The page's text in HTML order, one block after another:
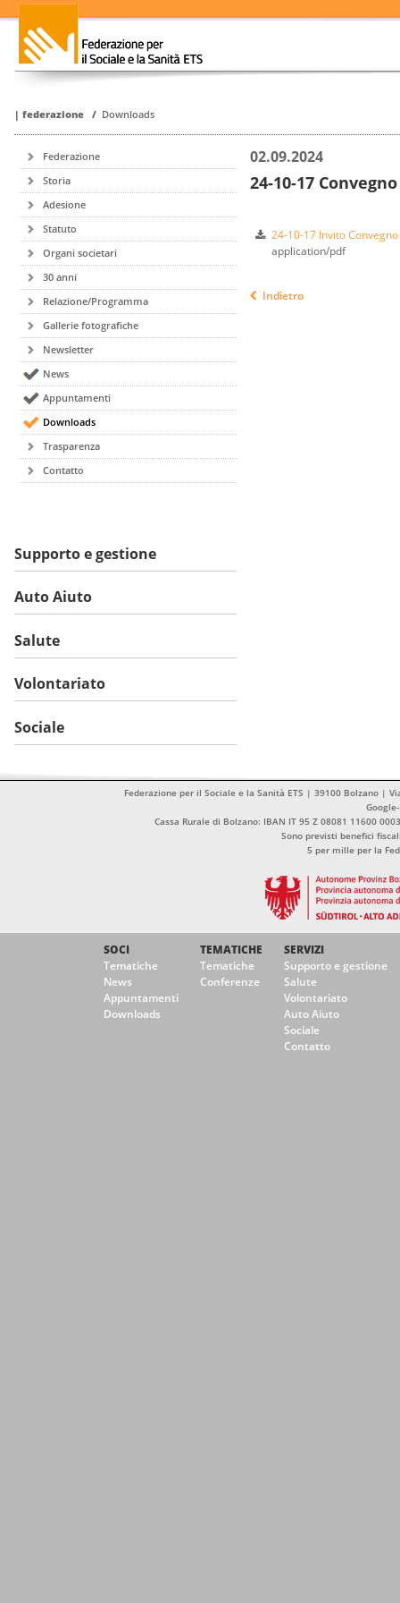
| federazione / Downloads
Federazione
Storia
Adesione
Statuto
Organi societari
30 anni
Relazione/Programma
Gallerie fotografiche
Newsletter
News
Appuntamenti
Downloads
Trasparenza
Contatto
Supporto e gestione
Auto Aiuto
Salute
Volontariato
Sociale
02.09.2024
24-10-17
24-10-17 Invito
application/pdf
Indietro
Federazione per il Sociale e la Sanità ETS | 39100 Bolzano |
Cassa Rurale di Bolzano: IBAN IT 95 Z 08081 11600
Sono previsti benefici
5 per mille per la
SOCI
Tematiche
News
Appuntamenti
Downloads
TEMATICHE
Tematiche
Conferenze
SERVIZI
Supporto e gestione
Salute
Volontariato
Auto Aiuto
Sociale
Contatto